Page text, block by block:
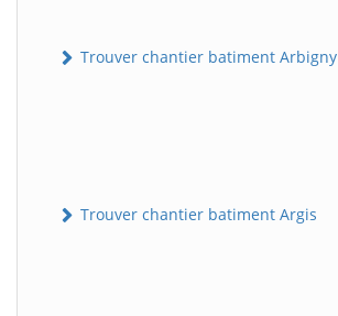
Trouver chantier batiment Arbigny
Trouver chantier batiment Argis